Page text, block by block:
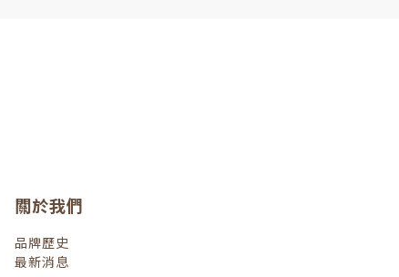
關於我們
品牌歷史
最新消息